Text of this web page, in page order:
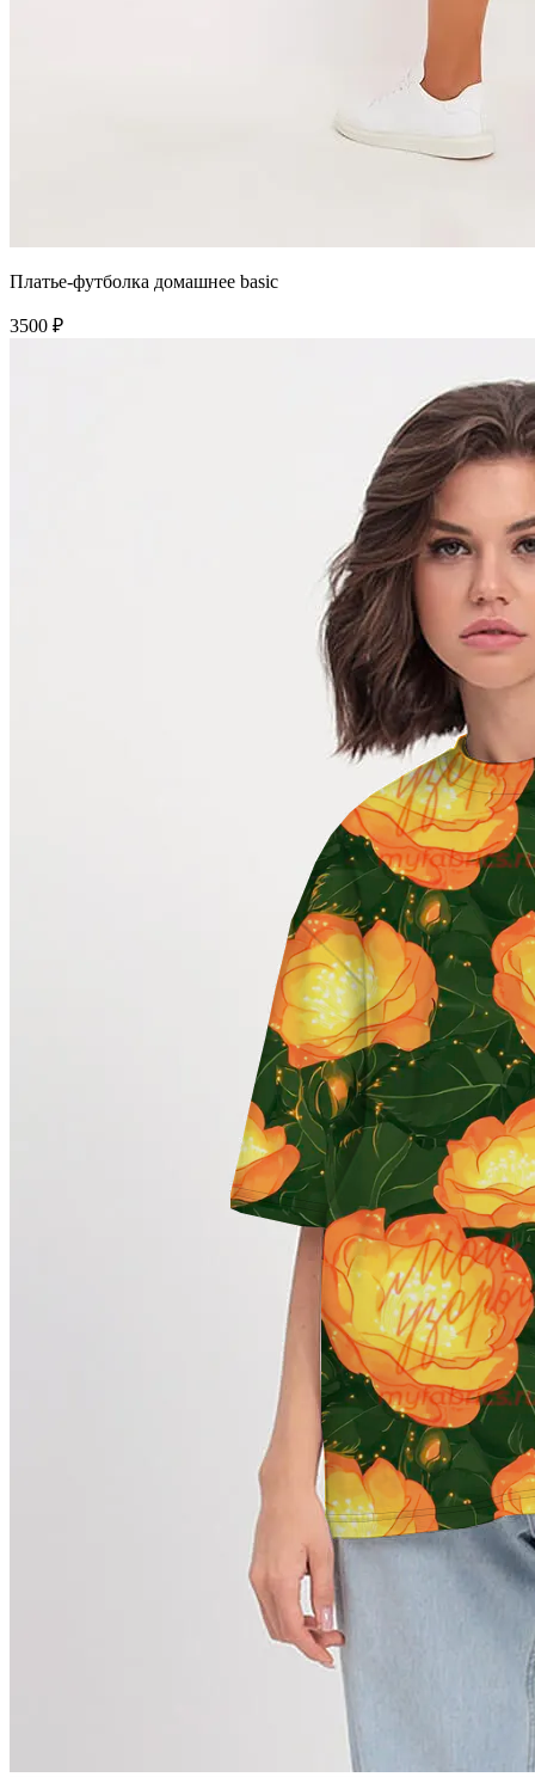
Платье-футболка домашнее basic
3500 ₽